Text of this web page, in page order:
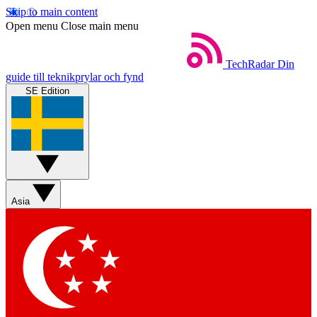
Skip to main content
Open menu Close main menu
TechRadar Din
guide till teknikprylar och fynd
SE Edition
Asia